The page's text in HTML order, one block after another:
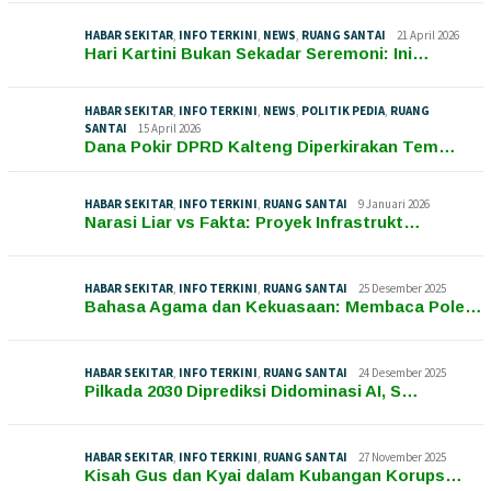
HABAR SEKITAR, INFO TERKINI, NEWS, RUANG SANTAI 21 April 2026
Hari Kartini Bukan Sekadar Seremoni: Ini…
HABAR SEKITAR, INFO TERKINI, NEWS, POLITIK PEDIA, RUANG
SANTAI
15 April 2026
Dana Pokir DPRD Kalteng Diperkirakan Tem…
HABAR SEKITAR, INFO TERKINI, RUANG SANTAI 9 Januari 2026
Narasi Liar vs Fakta: Proyek Infrastrukt…
HABAR SEKITAR, INFO TERKINI, RUANG SANTAI 25 Desember 2025
Bahasa Agama dan Kekuasaan: Membaca Pole…
HABAR SEKITAR, INFO TERKINI, RUANG SANTAI 24 Desember 2025
Pilkada 2030 Diprediksi Didominasi AI, S…
HABAR SEKITAR, INFO TERKINI, RUANG SANTAI 27 November 2025
Kisah Gus dan Kyai dalam Kubangan Korups…